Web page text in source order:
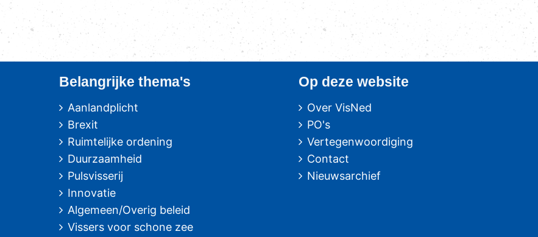
Belangrijke thema's
Aanlandplicht
Brexit
Ruimtelijke ordening
Duurzaamheid
Pulsvisserij
Innovatie
Algemeen/Overig beleid
Vissers voor schone zee
Op deze website
Over VisNed
PO's
Vertegenwoordiging
Contact
Nieuwsarchief